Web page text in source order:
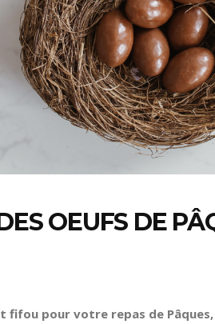
OEUFS DE
fifou pour votre repas de